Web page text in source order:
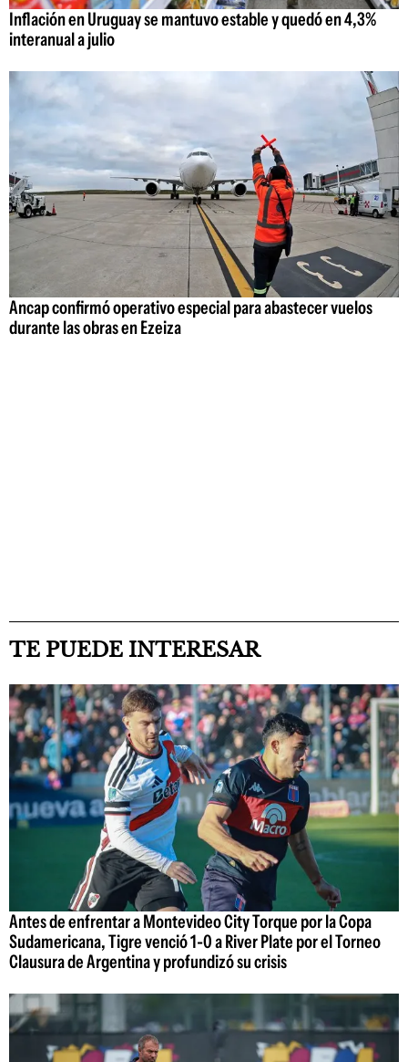
Inflación en Uruguay se mantuvo estable y quedó en 4,3%
interanual a julio
Ancap confirmó operativo especial para abastecer vuelos
durante las obras en Ezeiza
TE PUEDE INTERESAR
Antes de enfrentar a Montevideo City Torque por la Copa
Sudamericana, Tigre venció 1-0 a River Plate por el Torneo
Clausura de Argentina y profundizó su crisis